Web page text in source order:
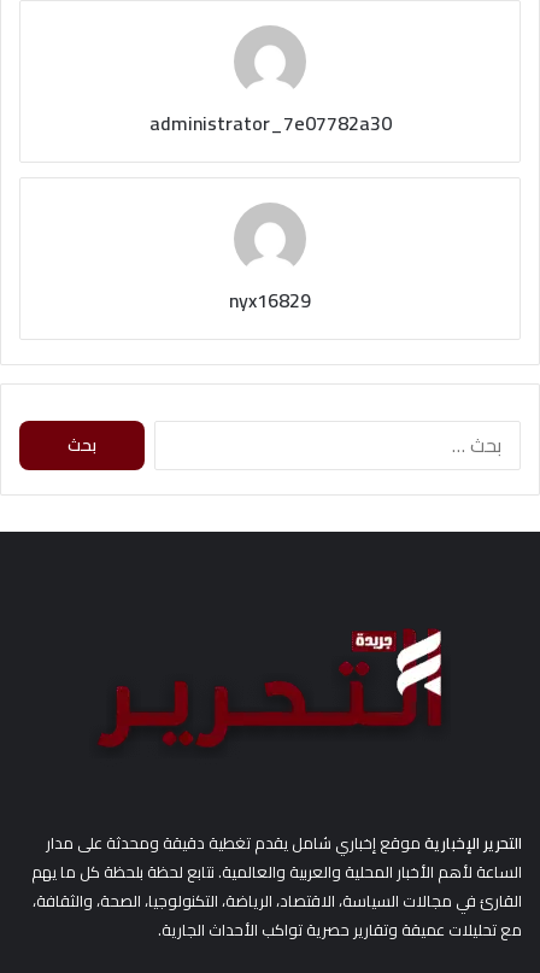
administrator_7e07782a30
nyx16829
ث
التحرير الإخباريةموقع إخباري شامل يقدم تغطية دقيقة ومحدثة على مدار
الساعة لأهم الأخبار المحلية والعربية والعالمية. نتابع لحظة بلحظة كل ما يهم
القارئ في مجالات السياسة، الاقتصاد، الرياضة، التكنولوجيا، الصحة، والثقافة،
مع تحليلات عميقة وتقارير حصرية تواكب الأحداث الجارية.